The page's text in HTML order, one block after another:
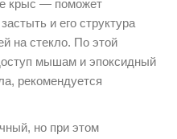
крыс — поможет
и его структура
на стекло. По этой
мышам и эпоксидный
рекомендуется
но при этом